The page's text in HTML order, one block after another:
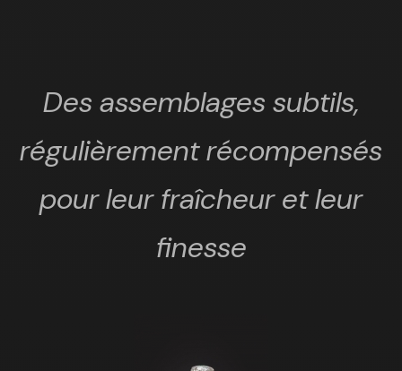
Des assemblages subtils,
régulièrement récompensés
pour leur fraîcheur et leur
finesse